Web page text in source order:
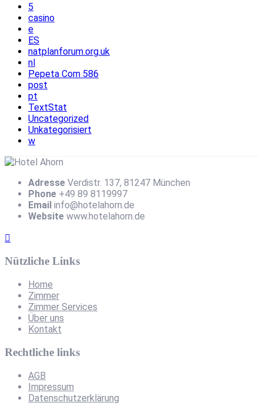
5
casino
e
ES
natplanforum.org.uk
nl
Pepeta Com 586
post
pt
TextStat
Uncategorized
Unkategorisiert
w
Adresse Verdistr. 137, 81247 München
Phone +49 89 8119997
Email info@hotelahorn.de
Website www.hotelahorn.de
Nützliche Links
Home
Zimmer
Zimmer Services
Über uns
Kontakt
Rechtliche links
AGB
Impressum
Datenschutzerklärung